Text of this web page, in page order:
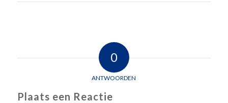
0
ANTWOORDEN
Plaats een Reactie